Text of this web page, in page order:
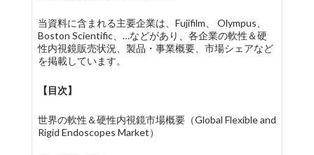
当資料に含まれる主要企業は、Fujifilm、 Olympus、
Boston Scientific、…などがあり、各企業の軟性＆硬
性内視鏡販売状況、製品・事業概要、市場シェアなど
を掲載しています。
【目次】
世界の軟性＆硬性内視鏡市場概要（Global Flexible and
Rigid Endoscopes Market）